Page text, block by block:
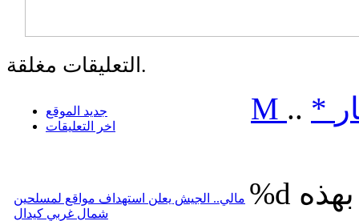
التعليقات مغلقة.
جديد الموقع
اخر التعليقات
مالي.. الجيش يعلن استهداف مواقع لمسلحين
شمال غربي كيدال
M .. *
%d